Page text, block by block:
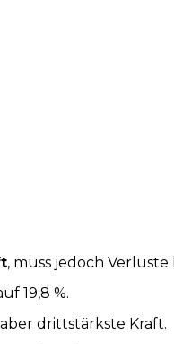
, muss jedoch
19,8 %.
drittstärkste Kraft.